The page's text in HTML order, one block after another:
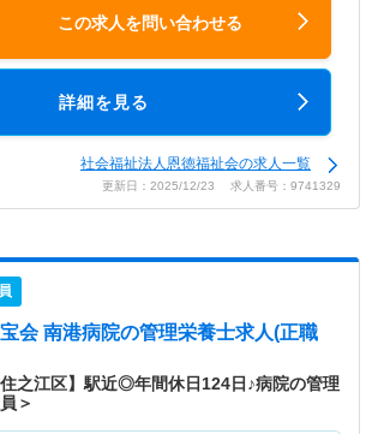
この求人を問い合わせる
詳細を見る
社会福祉法人恩徳福祉会の求人一覧
更新日：2025/12/23 求人番号：9741329
会 南港病院の管理栄養士求人(正職
住之江区】駅近◎年間休日124日♪病院の管理
＞